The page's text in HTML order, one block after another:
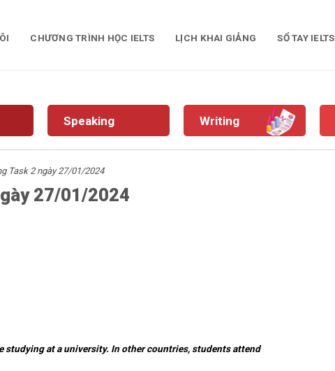
CHƯƠNG TRÌNH HỌC IELTS LỊCH KHAI GIẢNG SỔ TAY IELTS
Speaking Writing
Task 2 ngày 27/01/2024
27/01/2024
at a university. In other countries, students attend